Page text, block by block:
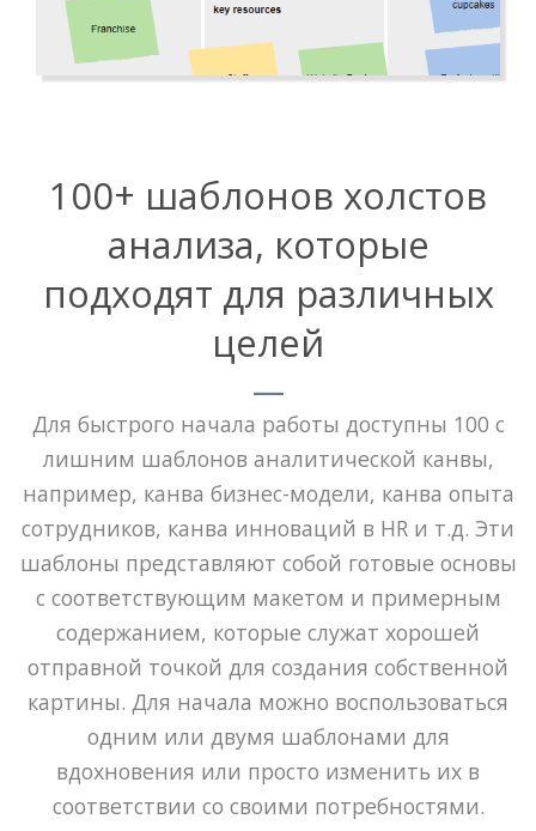
100+ шаблонов холстов
анализа, которые
подходят для различных
целей
Для быстрого начала работы доступны 100 с
лишним шаблонов аналитической канвы,
например, канва бизнес-модели, канва опыта
сотрудников, канва инноваций в HR и т.д. Эти
шаблоны представляют собой готовые основы
с соответствующим макетом и примерным
содержанием, которые служат хорошей
отправной точкой для создания собственной
картины. Для начала можно воспользоваться
одним или двумя шаблонами для
вдохновения или просто изменить их в
соответствии со своими потребностями.